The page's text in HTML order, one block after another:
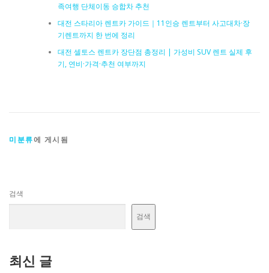
족여행 단체이동 승합차 추천
대전 스타리아 렌트카 가이드｜11인승 렌트부터 사고대차·장
기렌트까지 한 번에 정리
대전 셀토스 렌트카 장단점 총정리 | 가성비 SUV 렌트 실제 후
기, 연비·가격·추천 여부까지
미분류에 게시됨
검색
검색
최신 글